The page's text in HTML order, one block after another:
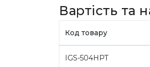
Вартість та
Код товару
IGS-504HPT